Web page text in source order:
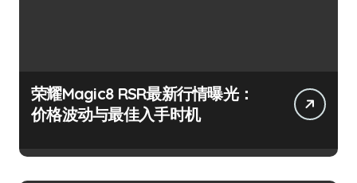
荣耀Magic8 RSR最新行情曝光：
价格波动与最佳入手时机